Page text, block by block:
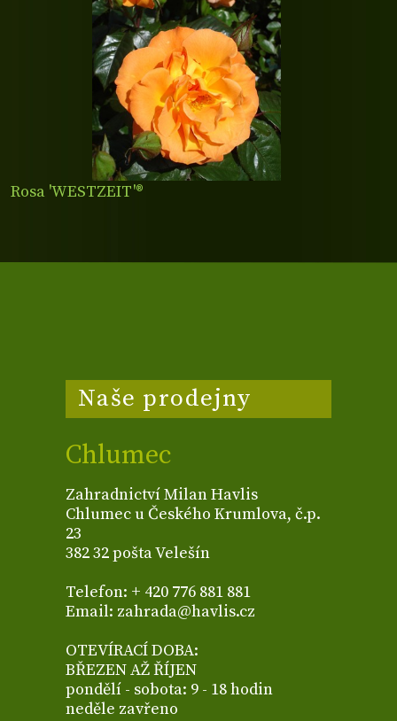
Rosa 'WESTZEIT'®
Naše prodejny
Chlumec
Zahradnictví Milan Havlis
Chlumec u Českého Krumlova, č.p.
23
382 32 pošta Velešín
Telefon: + 420 776 881 881
Email: zahrada@havlis.cz
OTEVÍRACÍ DOBA:
BŘEZEN AŽ ŘÍJEN
pondělí - sobota: 9 - 18 hodin
neděle zavřeno